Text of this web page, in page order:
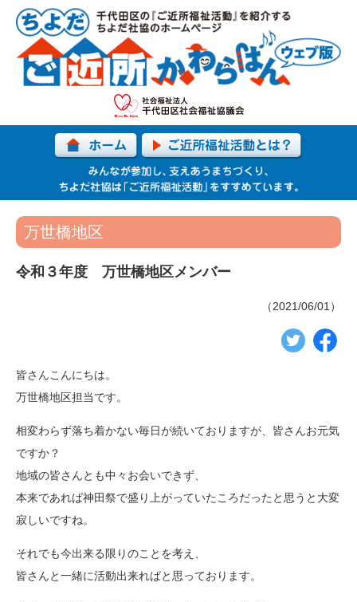
万世橋地区
令和３年度 万世橋地区メンバー
（2021/06/01）
皆さんこんにちは。
万世橋地区担当です。
相変わらず落ち着かない毎日が続いておりますが、皆さんお元気
ですか？
地域の皆さんとも中々お会いできず、
本来であれば神田祭で盛り上がっていたころだったと思うと大変
寂しいですね。
それでも今出来る限りのことを考え、
皆さんと一緒に活動出来ればと思っております。